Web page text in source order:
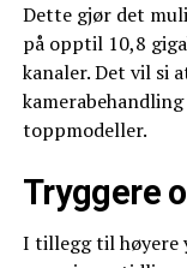
Dette gjør det
på opptil 10,8
kanaler. Det vil si
toppmodeller.
Tryggere
I tillegg til høyere